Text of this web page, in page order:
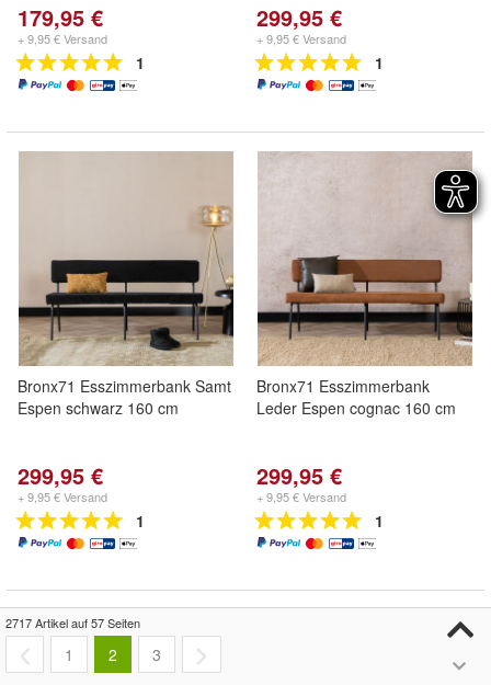
179,95 €
+ 9,95 € Versand
1
299,95 €
+ 9,95 € Versand
1
Bronx71 Esszimmerbank Samt
Espen schwarz 160 cm
299,95 €
+ 9,95 € Versand
1
Bronx71 Esszimmerbank
Leder Espen cognac 160 cm
299,95 €
+ 9,95 € Versand
1
2717 Artikel auf 57 Seiten
1 2 3